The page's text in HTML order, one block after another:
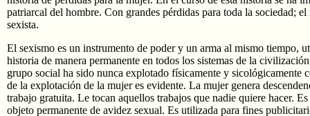
patriarcal del hombre. Con grandes pérdidas para toda la sociedad;
sexista.
El sexismo es un instrumento de poder y un arma al mismo tiempo,
historia de manera permanente en todos los sistemas de la
grupo social ha sido nunca explotado físicamente y sicológicamente
de la explotación de la mujer es evidente. La mujer genera
trabajo gratuita. Le tocan aquellos trabajos que nadie quiere hacer.
objeto permanente de avidez sexual. Es utilizada para fines